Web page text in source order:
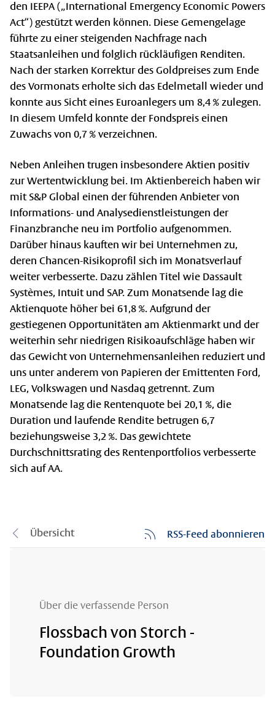
den IEEPA („International Emergency Economic Powers
Act“) gestützt werden können. Diese Gemengelage
führte zu einer steigenden Nachfrage nach
Staatsanleihen und folglich rückläufigen Renditen.
Nach der starken Korrektur des Goldpreises zum Ende
des Vormonats erholte sich das Edelmetall wieder und
konnte aus Sicht eines Euroanlegers um 8,4 % zulegen.
In diesem Umfeld konnte der Fondspreis einen
Zuwachs von 0,7 % verzeichnen.
Neben Anleihen trugen insbesondere Aktien positiv
zur Wertentwicklung bei. Im Aktienbereich haben wir
mit S&P Global einen der führenden Anbieter von
Informations- und Analysedienstleistungen der
Finanzbranche neu im Portfolio aufgenommen.
Darüber hinaus kauften wir bei Unternehmen zu,
deren Chancen-Risikoprofil sich im Monatsverlauf
weiter verbesserte. Dazu zählen Titel wie Dassault
Systèmes, Intuit und SAP. Zum Monatsende lag die
Aktienquote höher bei 61,8 %. Aufgrund der
gestiegenen Opportunitäten am Aktienmarkt und der
weiterhin sehr niedrigen Risikoaufschläge haben wir
das Gewicht von Unternehmensanleihen reduziert und
uns unter anderem von Papieren der Emittenten Ford,
LEG, Volkswagen und Nasdaq getrennt. Zum
Monatsende lag die Rentenquote bei 20,1 %, die
Duration und laufende Rendite betrugen 6,7
beziehungsweise 3,2 %. Das gewichtete
Durchschnittsrating des Rentenportfolios verbesserte
sich auf AA.
Übersicht RSS-Feed abonnieren
Über die verfassende Person
Flossbach von Storch -
Foundation Growth